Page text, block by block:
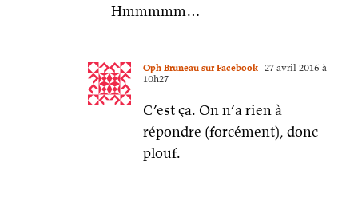
Hmmmmm…
Oph Bruneau sur Facebook 27 avril 2016 à
10h27
C’est ça. On n’a rien à
répondre (forcément), donc
plouf.